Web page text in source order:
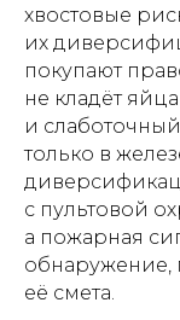
хвостовые
их
покупают
не кладёт
и
только в
с пультовой
а пожарная
обнаружение,
её смета.